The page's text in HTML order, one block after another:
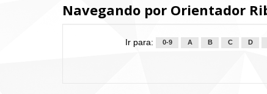
Navegando por Orientador
Ir para: 0-9 A B C D